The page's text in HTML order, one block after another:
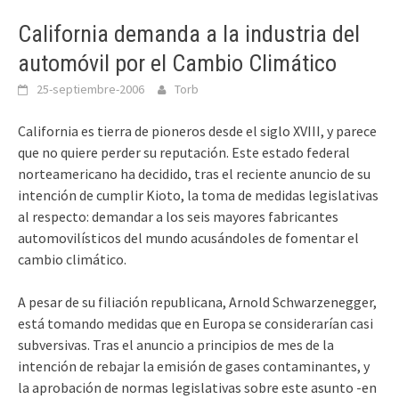
California demanda a la industria del
automóvil por el Cambio Climático
25-septiembre-2006 Torb
California es tierra de pioneros desde el siglo XVIII, y parece
que no quiere perder su reputación. Este estado federal
norteamericano ha decidido, tras el reciente anuncio de su
intención de cumplir Kioto, la toma de medidas legislativas
al respecto: demandar a los seis mayores fabricantes
automovilísticos del mundo acusándoles de fomentar el
cambio climático.
A pesar de su filiación republicana, Arnold Schwarzenegger,
está tomando medidas que en Europa se considerarían casi
subversivas. Tras el anuncio a principios de mes de la
intención de rebajar la emisión de gases contaminantes, y
la aprobación de normas legislativas sobre este asunto -en